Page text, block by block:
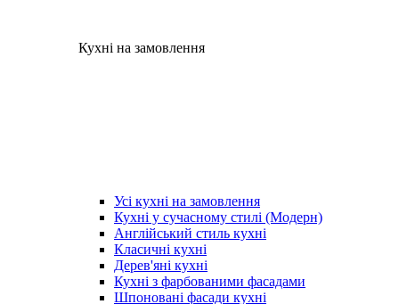
Кухні на замовлення
Усі кухні на замовлення
Кухні у сучасному стилі (Модерн)
Англійський стиль кухні
Класичні кухні
Дерев'яні кухні
Кухні з фарбованими фасадами
Шпоновані фасади кухні